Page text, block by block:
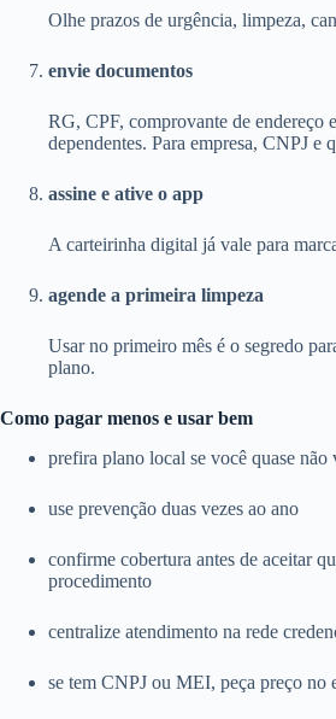
Olhe prazos de urgência, limpeza,
envie documentos
RG, CPF, comprovante de endereço
dependentes. Para empresa, CNPJ e
assine e ative o app
A carteirinha digital já vale para
agende a primeira limpeza
Usar no primeiro mês é o segredo
plano.
Como pagar menos e usar bem
prefira plano local se você quase não
use prevenção duas vezes ao ano
confirme cobertura antes de aceitar
procedimento
centralize atendimento na rede
se tem CNPJ ou MEI, peça preço no